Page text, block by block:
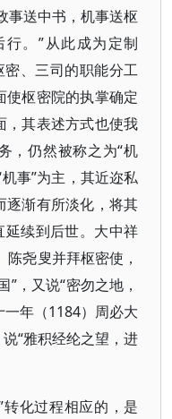
事送中书，机事送枢
。”从此成为定制
、三司的职能分工
使枢密院的执掌确定
，其表述方式也使我
，仍然被称之为“机
事”为主，其近迩私
逐渐有所淡化，将其
延续到后世。大中祥
尧叟并拜枢密使，
，又说“密勿之地，
年（1184）周必大
“雅积经纶之望，进
转化过程相应的，是